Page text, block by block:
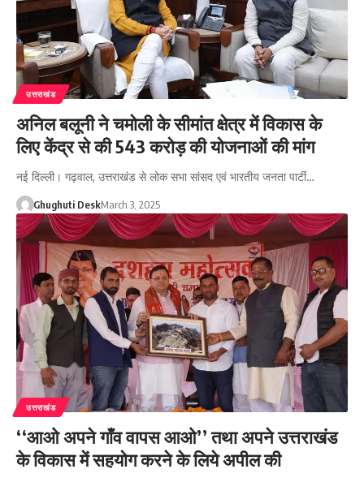
उत्तराखंड
अनिल बलूनी ने चमोली के सीमांत क्षेत्र में विकास के
लिए केंद्र से की 543 करोड़ की योजनाओं की मांग
नई दिल्ली। गढ़वाल, उत्तराखंड से लोक सभा सांसद एवं भारतीय जनता पार्टी…
Ghughuti DeskMarch 3, 2025
उत्तराखंड
‘‘आओ अपने गाँव वापस आओ’’ तथा अपने उत्तराखंड
के विकास में सहयोग करने के लिये अपील की